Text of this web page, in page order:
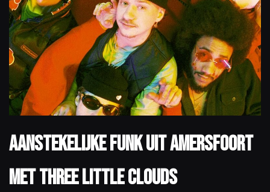
Aanstekelijke funk uit Amersfoort
met Three Little Clouds